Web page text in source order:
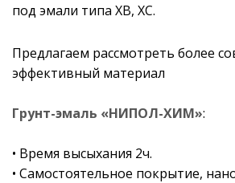
под эмали типа ХВ, ХС.
Предлагаем рассмотреть более
эффективный материал
Грунт-эмаль «НИПОЛ-ХИМ»:
• Время высыхания 2ч.
• Самостоятельное покрытие,